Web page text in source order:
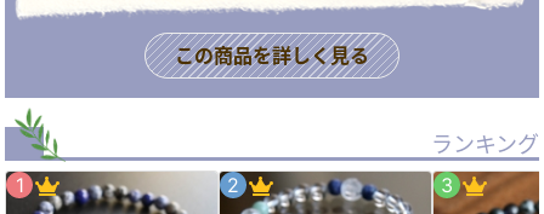
この商品を詳しく見る
ランキング